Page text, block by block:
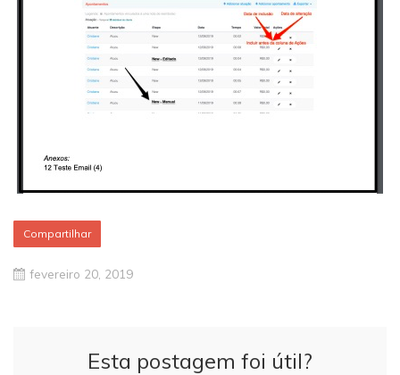
Compartilhar
fevereiro 20, 2019
Esta postagem foi útil?